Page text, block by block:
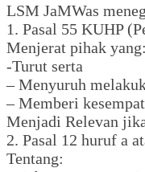
LSM JaMWas
1. Pasal 55 KUHP
Menjerat pihak yang:
-Turut serta
– Menyuruh
– Memberi
Menjadi Relevan
2. Pasal 12 huruf a
Tentang: